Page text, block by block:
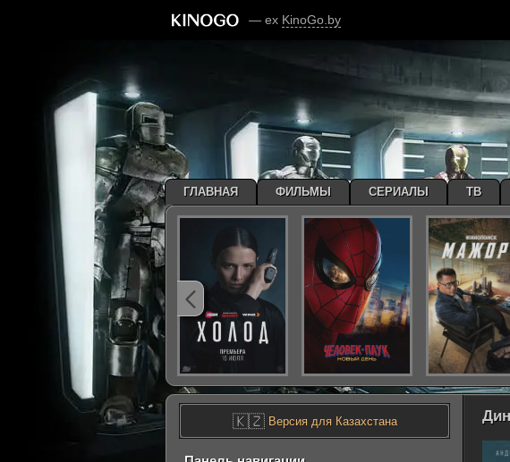
— ex KinoGo.by
🇰🇿Версия для Казахстана
ГЛАВНАЯ ФИЛЬМЫ СЕРИАЛЫ ТВ